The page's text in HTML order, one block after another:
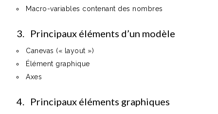
Macro-variables contenant des nombres
3. Principaux éléments d’un modèle
Canevas (« layout »)
Élément graphique
Axes
4. Principaux éléments graphiques